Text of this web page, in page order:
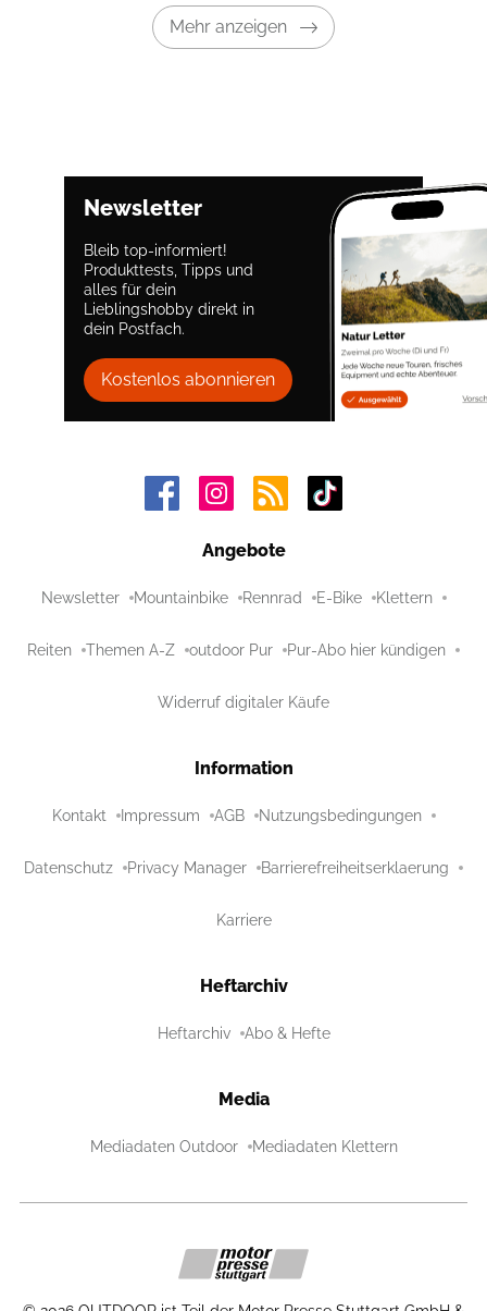
Mehr anzeigen
Newsletter
Bleib top-informiert!
Produkttests, Tipps und
alles für dein
Lieblingshobby direkt in
dein Postfach.
Kostenlos abonnieren
Angebote
Newsletter Mountainbike Rennrad E-Bike Klettern
Reiten Themen A-Z outdoor Pur Pur-Abo hier kündigen
Widerruf digitaler Käufe
Information
Kontakt Impressum AGB Nutzungsbedingungen
Datenschutz Privacy Manager Barrierefreiheitserklaerung
Karriere
Heftarchiv
Heftarchiv Abo & Hefte
Media
Mediadaten Outdoor Mediadaten Klettern